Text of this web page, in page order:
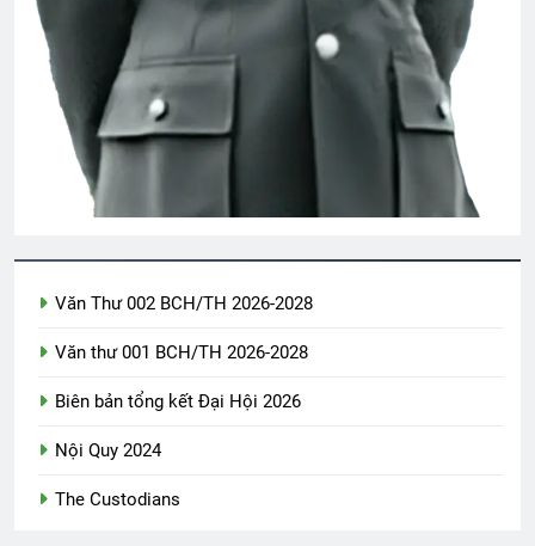
CSVSQ Phan Thanh Miên K20
2 Years Ago
NẾU ANH CHƯA NÓI
Harmon)
3 Years Ago
3 Years Ago
Sống cuộc đời ý nghĩa
Văn Thư 002 BCH/TH 2026-2028
Văn thư 001 BCH/TH 2026-2028
Biên bản tổng kết Đại Hội 2026
Nội Quy 2024
The Custodians